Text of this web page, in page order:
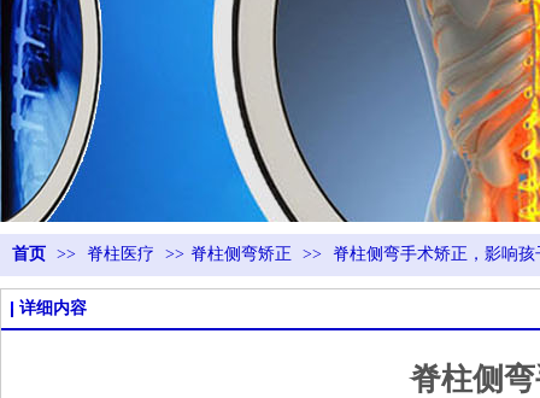
首页 >> 脊柱医疗 >> 脊柱侧弯矫正 >> 脊柱侧弯手术矫正，影响
详细内容
脊柱侧